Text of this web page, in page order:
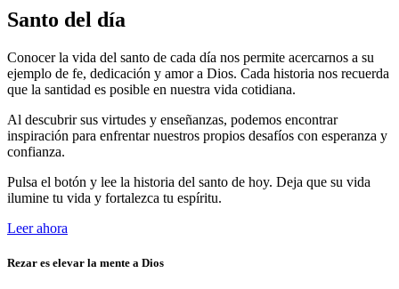
Santo del día
Conocer la vida del santo de cada día nos permite acercarnos a su
ejemplo de fe, dedicación y amor a Dios. Cada historia nos recuerda
que la santidad es posible en nuestra vida cotidiana.
Al descubrir sus virtudes y enseñanzas, podemos encontrar
inspiración para enfrentar nuestros propios desafíos con esperanza y
confianza.
Pulsa el botón y lee la historia del santo de hoy. Deja que su vida
ilumine tu vida y fortalezca tu espíritu.
Leer ahora
Rezar es elevar la mente a Dios